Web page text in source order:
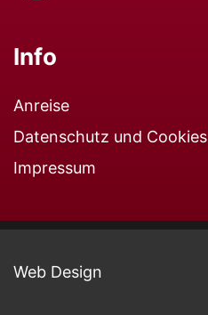
Info
Anreise
Datenschutz und Cookies
Impressum
Web Design